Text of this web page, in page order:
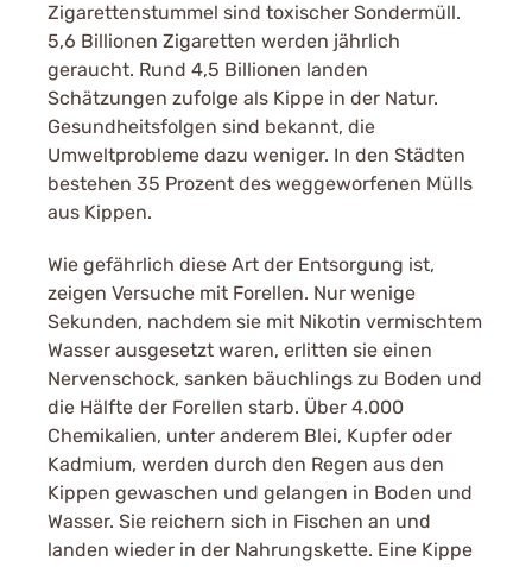
Zigarettenstummel sind toxischer Sondermüll.
5,6 Billionen Zigaretten werden jährlich
geraucht. Rund 4,5 Billionen landen
Schätzungen zufolge als Kippe in der Natur.
Gesundheitsfolgen sind bekannt, die
Umweltprobleme dazu weniger. In den Städten
bestehen 35 Prozent des weggeworfenen Mülls
aus Kippen.
Wie gefährlich diese Art der Entsorgung ist,
zeigen Versuche mit Forellen. Nur wenige
Sekunden, nachdem sie mit Nikotin vermischtem
Wasser ausgesetzt waren, erlitten sie einen
Nervenschock, sanken bäuchlings zu Boden und
die Hälfte der Forellen starb. Über 4.000
Chemikalien, unter anderem Blei, Kupfer oder
Kadmium, werden durch den Regen aus den
Kippen gewaschen und gelangen in Boden und
Wasser. Sie reichern sich in Fischen an und
landen wieder in der Nahrungskette. Eine Kippe